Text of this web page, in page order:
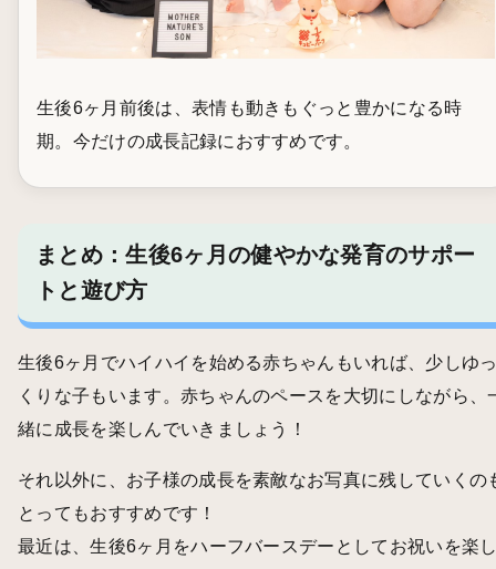
生後6ヶ月前後は、表情も動きもぐっと豊かになる時
期。今だけの成長記録におすすめです。
まとめ：生後6ヶ月の健やかな発育のサポー
トと遊び方
生後6ヶ月でハイハイを始める赤ちゃんもいれば、少しゆ
くりな子もいます。赤ちゃんのペースを大切にしながら、
緒に成長を楽しんでいきましょう！
それ以外に、お子様の成長を素敵なお写真に残していくの
とってもおすすめです！
最近は、生後6ヶ月をハーフバースデーとしてお祝いを楽